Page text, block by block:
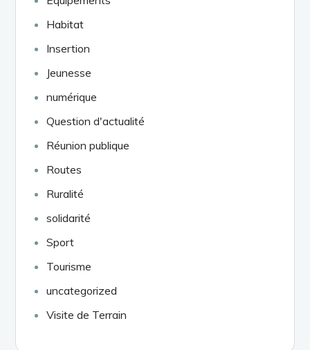
Habitat
Insertion
Jeunesse
numérique
Question d'actualité
Réunion publique
Routes
Ruralité
solidarité
Sport
Tourisme
uncategorized
Visite de Terrain